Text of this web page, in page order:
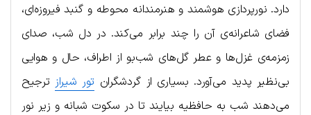
دارد. نورپردازی هوشمند و هنرمندانه محوطه و گنبد فیروزه‌ای،
فضای شاعرانه‌ی آن را چند برابر می‌کند. در دل شب، صدای
زمزمه‌ی غزل‌ها و عطر گل‌های شب‌بو از اطراف، حال و هوایی
بی‌نظیر پدید می‌آورد. بسیاری از گردشگران تور شیراز ترجیح
می‌دهند شب به حافظیه بیایند تا در سکوت شبانه و زیر نور